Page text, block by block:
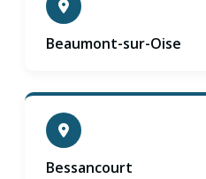
Beaumont-sur-Oise
Bessancourt